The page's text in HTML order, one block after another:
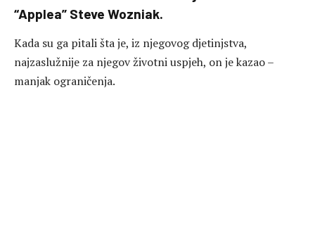
“Applea” Steve Wozniak.
Kada su ga pitali šta je, iz njegovog djetinjstva,
najzaslužnije za njegov životni uspjeh, on je kazao –
manjak ograničenja.